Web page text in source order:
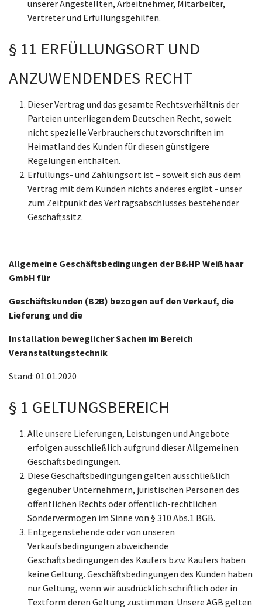
unserer Angestellten, Arbeitnehmer, Mitarbeiter,
Vertreter und Erfüllungsgehilfen.
§ 11 ERFÜLLUNGSORT UND
ANZUWENDENDES RECHT
Dieser Vertrag und das gesamte Rechtsverhältnis der
Parteien unterliegen dem Deutschen Recht, soweit
nicht spezielle Verbraucherschutzvorschriften im
Heimatland des Kunden für diesen günstigere
Regelungen enthalten.
Erfüllungs- und Zahlungsort ist – soweit sich aus dem
Vertrag mit dem Kunden nichts anderes ergibt - unser
zum Zeitpunkt des Vertragsabschlusses bestehender
Geschäftssitz.
Allgemeine Geschäftsbedingungen der B&HP Weißhaar
GmbH für
Geschäftskunden (B2B) bezogen auf den Verkauf, die
Lieferung und die
Installation beweglicher Sachen im Bereich
Veranstaltungstechnik
Stand: 01.01.2020
§ 1 GELTUNGSBEREICH
Alle unsere Lieferungen, Leistungen und Angebote
erfolgen ausschließlich aufgrund dieser Allgemeinen
Geschäftsbedingungen.
Diese Geschäftsbedingungen gelten ausschließlich
gegenüber Unternehmern, juristischen Personen des
öffentlichen Rechts oder öffentlich-rechtlichen
Sondervermögen im Sinne von § 310 Abs.1 BGB.
Entgegenstehende oder von unseren
Verkaufsbedingungen abweichende
Geschäftsbedingungen des Käufers bzw. Käufers haben
keine Geltung. Geschäftsbedingungen des Kunden haben
nur Geltung, wenn wir ausdrücklich schriftlich oder in
Textform deren Geltung zustimmen. Unsere AGB gelten